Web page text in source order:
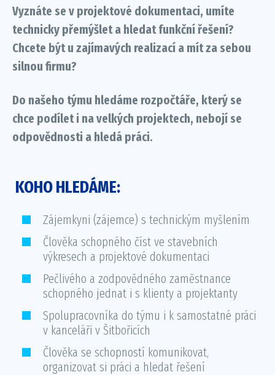
Vyznáte se v projektové dokumentaci, umíte
technicky přemýšlet a hledat funkční řešení?
Chcete být u zajímavých realizací a mít za sebou
silnou firmu?
Do našeho týmu hledáme rozpočtáře, který se
chce podílet i na velkých projektech, nebojí se
odpovědnosti a hledá práci.
KOHO HLEDÁME:
Zájemkyni (zájemce) s technickým myšlením
Člověka schopného číst ve stavebních
výkresech a projektové dokumentaci
Pečlivého a zodpovědného zaměstnance
schopného jednat i s klienty a projektanty
Spolupracovníka do týmu i k samostatné práci
v kanceláři v Šitbořicích
Člověka se schopností komunikovat,
organizovat si práci a hledat řešení